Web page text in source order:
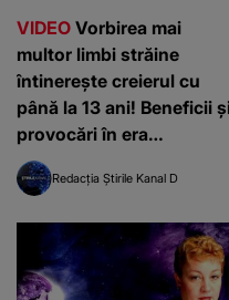
VIDEO Vorbirea mai
multor limbi străine
întinerește creierul cu
până la 13 ani! Beneficii
provocări în era
inteligenței artificiale
Redacția Știrile Kanal D